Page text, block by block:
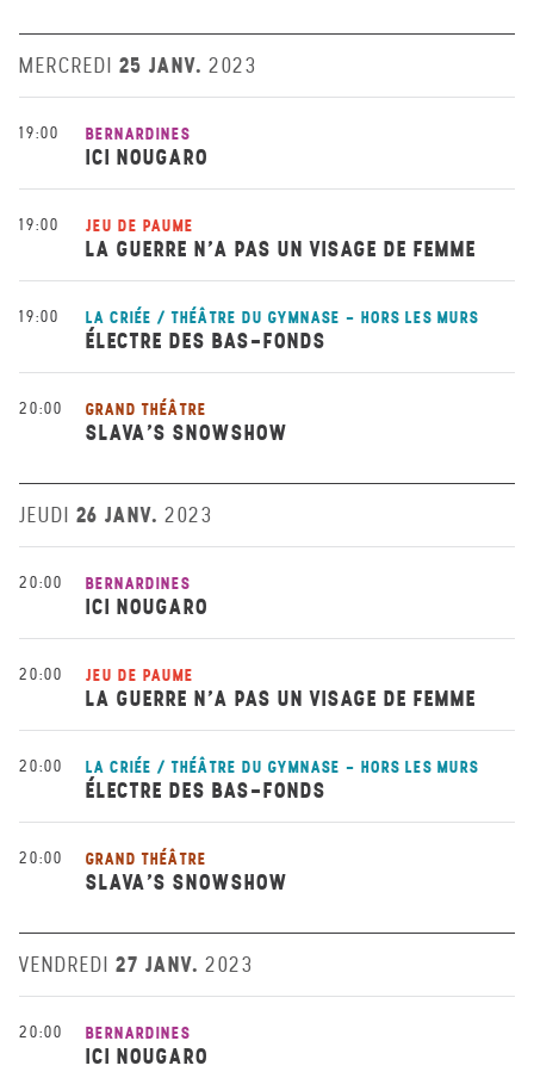
MERCREDI 25 JANV. 2023
19:00 BERNARDINES
ICI NOUGARO
19:00 JEU DE PAUME
LA GUERRE N’A PAS UN VISAGE DE FEMME
19:00 LA CRIÉE / THÉÂTRE DU GYMNASE - HORS LES MURS
ÉLECTRE DES BAS-FONDS
20:00 GRAND THÉÂTRE
SLAVA’S SNOWSHOW
JEUDI 26 JANV. 2023
20:00 BERNARDINES
ICI NOUGARO
20:00 JEU DE PAUME
LA GUERRE N’A PAS UN VISAGE DE FEMME
20:00 LA CRIÉE / THÉÂTRE DU GYMNASE - HORS LES MURS
ÉLECTRE DES BAS-FONDS
20:00 GRAND THÉÂTRE
SLAVA’S SNOWSHOW
VENDREDI 27 JANV. 2023
20:00 BERNARDINES
ICI NOUGARO